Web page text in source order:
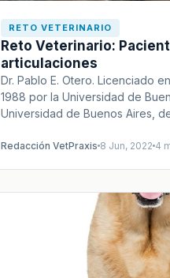
RETO VETERINARIO
Reto Veterinario:
articulaciones
Dr. Pablo E. Otero. Licenciado
1988 por la Universidad de
Universidad de Buenos Aires,
Redacción VetPraxis 8 Jun, 2022 4